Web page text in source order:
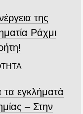
της
Ράχμι
τα εγκλήματά
– Στην